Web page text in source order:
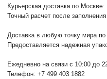
Курьерская доставка по Москве:
Точный расчет после заполнения
Доставка в любую точку мира
Предоставляется надежная
Ежедневно на связи с 10:00 до
Телефон: +7 499 403 1882